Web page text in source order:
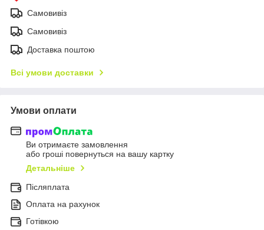
Самовивіз
Самовивіз
Доставка поштою
Всі умови доставки
Умови оплати
Ви отримаєте замовлення
або гроші повернуться на вашу картку
Детальніше
Післяплата
Оплата на рахунок
Готівкою